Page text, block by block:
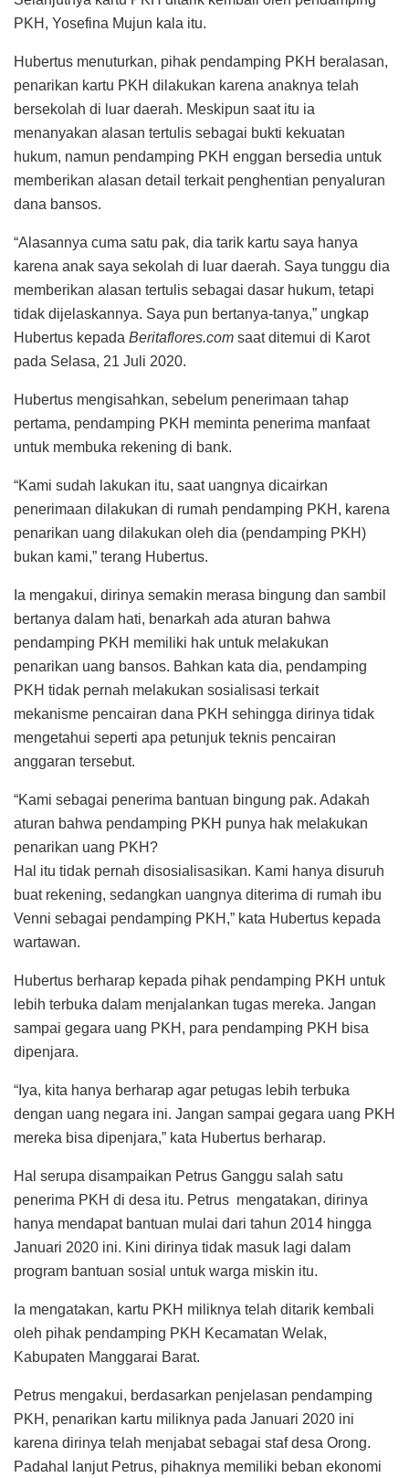
PKH, Yosefina Mujun kala itu.
Hubertus menuturkan, pihak pendamping PKH beralasan,
penarikan kartu PKH dilakukan karena anaknya telah
bersekolah di luar daerah. Meskipun saat itu ia
menanyakan alasan tertulis sebagai bukti kekuatan
hukum, namun pendamping PKH enggan bersedia untuk
memberikan alasan detail terkait penghentian penyaluran
dana bansos.
“Alasannya cuma satu pak, dia tarik kartu saya hanya
karena anak saya sekolah di luar daerah. Saya tunggu dia
memberikan alasan tertulis sebagai dasar hukum, tetapi
tidak dijelaskannya. Saya pun bertanya-tanya,” ungkap
Hubertus kepada Beritaflores.com saat ditemui di Karot
pada Selasa, 21 Juli 2020.
Hubertus mengisahkan, sebelum penerimaan tahap
pertama, pendamping PKH meminta penerima manfaat
untuk membuka rekening di bank.
“Kami sudah lakukan itu, saat uangnya dicairkan
penerimaan dilakukan di rumah pendamping PKH, karena
penarikan uang dilakukan oleh dia (pendamping PKH)
bukan kami,” terang Hubertus.
Ia mengakui, dirinya semakin merasa bingung dan sambil
bertanya dalam hati, benarkah ada aturan bahwa
pendamping PKH memiliki hak untuk melakukan
penarikan uang bansos. Bahkan kata dia, pendamping
PKH tidak pernah melakukan sosialisasi terkait
mekanisme pencairan dana PKH sehingga dirinya tidak
mengetahui seperti apa petunjuk teknis pencairan
anggaran tersebut.
“Kami sebagai penerima bantuan bingung pak. Adakah
aturan bahwa pendamping PKH punya hak melakukan
penarikan uang PKH?
Hal itu tidak pernah disosialisasikan. Kami hanya disuruh
buat rekening, sedangkan uangnya diterima di rumah ibu
Venni sebagai pendamping PKH,” kata Hubertus kepada
wartawan.
Hubertus berharap kepada pihak pendamping PKH untuk
lebih terbuka dalam menjalankan tugas mereka. Jangan
sampai gegara uang PKH, para pendamping PKH bisa
dipenjara.
“Iya, kita hanya berharap agar petugas lebih terbuka
dengan uang negara ini. Jangan sampai gegara uang PKH
mereka bisa dipenjara,” kata Hubertus berharap.
Hal serupa disampaikan Petrus Ganggu salah satu
penerima PKH di desa itu. Petrus mengatakan, dirinya
hanya mendapat bantuan mulai dari tahun 2014 hingga
Januari 2020 ini. Kini dirinya tidak masuk lagi dalam
program bantuan sosial untuk warga miskin itu.
Ia mengatakan, kartu PKH miliknya telah ditarik kembali
oleh pihak pendamping PKH Kecamatan Welak,
Kabupaten Manggarai Barat.
Petrus mengakui, berdasarkan penjelasan pendamping
PKH, penarikan kartu miliknya pada Januari 2020 ini
karena dirinya telah menjabat sebagai staf desa Orong.
Padahal lanjut Petrus, pihaknya memiliki beban ekonomi